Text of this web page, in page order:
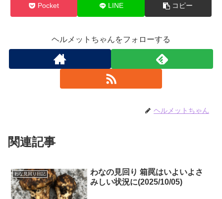
Pocket LINE コピー
ヘルメットちゃんをフォローする
ヘルメットちゃん
関連記事
わな見回り日記
わなの見回り 箱罠はいよいよさ
みしい状況に(2025/10/05)